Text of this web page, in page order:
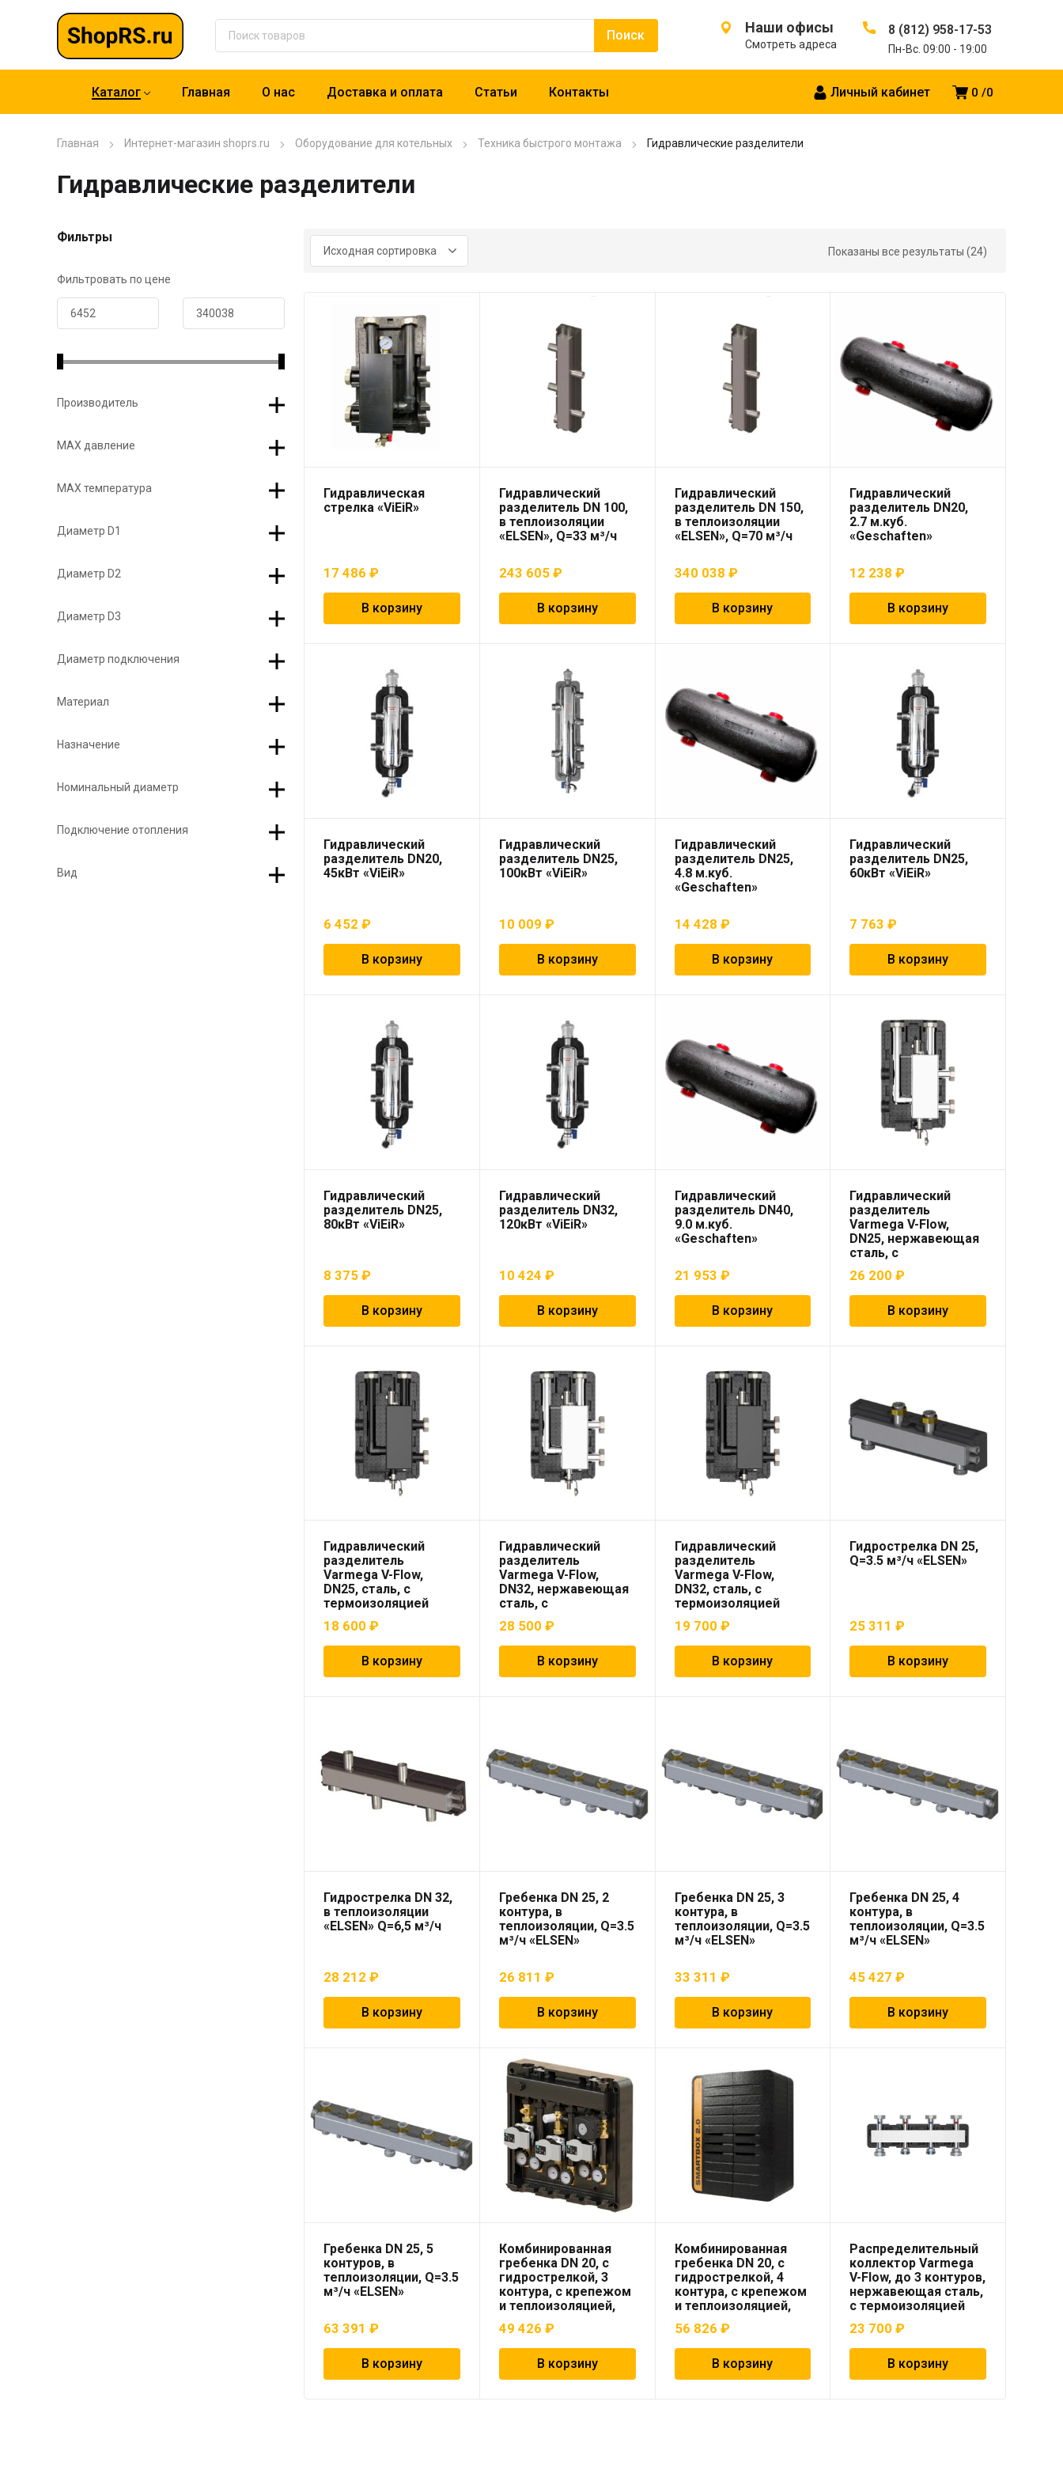
Наши офисы
Смотреть адреса
8 (812) 958-17-53
Пн-Вс. 09:00 - 19:00
0 0
Личный кабинет
Каталог Главная О нас Доставка и оплата Статьи Контакты
Главная Интернет-магазин shoprs.ru Оборудование для котельных Техника быстрого монтажа Гидравлические разделители
Гидравлические разделители
Фильтры
Фильтровать по цене
Производитель
МАХ давление
МАХ температура
Диаметр D1
Диаметр D2
Диаметр D3
Диаметр подключения
Материал
Назначение
Номинальный диаметр
Подключение отопления
Вид
Показаны все результаты (24)
Гидравлическая
стрелка «ViEiR»
17 486 ₽
В корзину
Гидравлический
разделитель DN 100,
в теплоизоляции
«ELSEN», Q=33 м³/ч
243 605 ₽
В корзину
Гидравлический
разделитель DN 150,
в теплоизоляции
«ELSEN», Q=70 м³/ч
340 038 ₽
В корзину
Гидравлический
разделитель DN20,
2.7 м.куб.
«Geschaften»
12 238₽
В корзину
Гидравлический
разделитель DN20,
45кВт «ViEiR»
6 452 ₽
В корзину
Гидравлический
разделитель DN25,
100кВт «ViEiR»
10 009 ₽
В корзину
Гидравлический
разделитель DN25,
4.8 м.куб.
«Geschaften»
14 428 ₽
В корзину
Гидравлический
разделитель DN25,
60кВт «ViEiR»
7 763₽
В корзину
Гидравлический
разделитель DN25,
80кВт «ViEiR»
8 375 ₽
В корзину
Гидравлический
разделитель DN32,
120кВт «ViEiR»
10 424 ₽
В корзину
Гидравлический
разделитель DN40,
9.0 м.куб.
«Geschaften»
21 953 ₽
В корзину
Гидравлический
разделитель
Varmega V-Flow,
DN25, нержавеющая
сталь, с
26 200₽
В корзину
Гидравлический
разделитель
Varmega V-Flow,
DN25, сталь, с
термоизоляцией
18 600 ₽
В корзину
Гидравлический
разделитель
Varmega V-Flow,
DN32, нержавеющая
сталь, с
термоизоляцией
28 500 ₽
В корзину
Гидравлический
разделитель
Varmega V-Flow,
DN32, сталь, с
термоизоляцией
19 700 ₽
В корзину
Гидрострелка DN 25,
Q=3.5 м³/ч «ELSEN»
25 311₽
В корзину
Гидрострелка DN 32,
в теплоизоляции
«ELSEN» Q=6,5 м³/ч
28 212 ₽
В корзину
Гребенка DN 25, 2
контура, в
теплоизоляции, Q=3.5
м³/ч «ELSEN»
26 811 ₽
В корзину
Гребенка DN 25, 3
контура, в
теплоизоляции, Q=3.5
м³/ч «ELSEN»
33 311 ₽
В корзину
Гребенка DN 25, 4
контура, в
теплоизоляции, Q=3.5
м³/ч «ELSEN»
45 427₽
В корзину
Гребенка DN 25, 5
контуров, в
теплоизоляции, Q=3.5
м³/ч «ELSEN»
63 391 ₽
В корзину
Комбинированная
гребенка DN 20, с
гидрострелкой, 3
контура, с крепежом
и теплоизоляцией,
49 426 ₽
В корзину
Комбинированная
гребенка DN 20, с
гидрострелкой, 4
контура, с крепежом
и теплоизоляцией,
56 826 ₽
В корзину
Распределительный
коллектор Varmega
V-Flow, до 3 контуров,
нержавеющая сталь,
с термоизоляцией
23 700₽
В корзину